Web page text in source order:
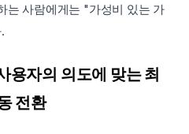
는 사람에게는 "가성비 있는 가
자의 의도에 맞는 최
전환